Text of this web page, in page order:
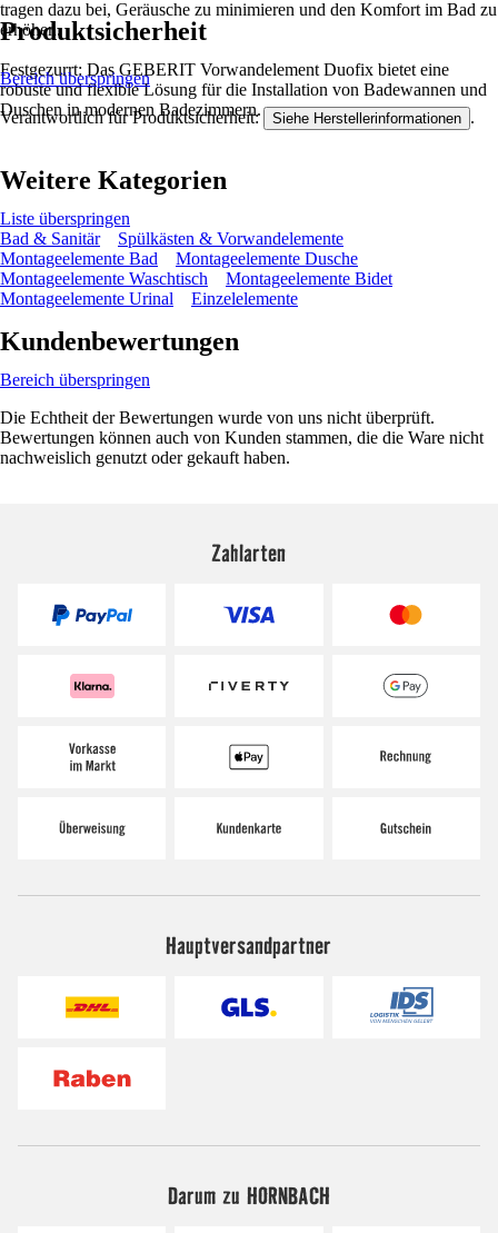
tragen dazu bei, Geräusche zu minimieren und den Komfort im Bad zu
erhöhen.
Festgezurrt: Das GEBERIT Vorwandelement Duofix bietet eine
robuste und flexible Lösung für die Installation von Badewannen und
Duschen in modernen Badezimmern.
Produktsicherheit
Bereich überspringen
Verantwortlich für Produktsicherheit: Siehe Herstellerinformationen .
Weitere Kategorien
Liste überspringen
Bad & Sanitär
Spülkästen & Vorwandelemente
Montageelemente Bad
Montageelemente Dusche
Montageelemente Waschtisch
Montageelemente Bidet
Montageelemente Urinal
Einzelelemente
Kundenbewertungen
Bereich überspringen
Die Echtheit der Bewertungen wurde von uns nicht überprüft.
Bewertungen können auch von Kunden stammen, die die Ware nicht
nachweislich genutzt oder gekauft haben.
Zahlarten
Hauptversandpartner
Darum zu HORNBACH